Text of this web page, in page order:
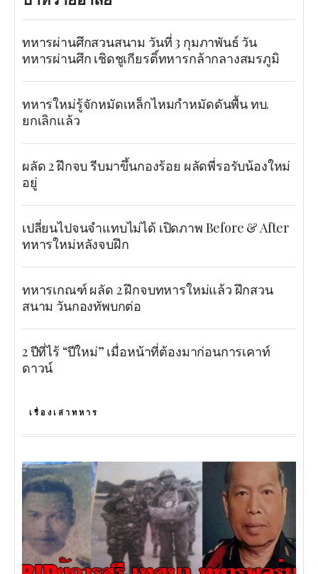
ทหารผ่านศึกสวนสนาม วันที่ 3 กุมภาพันธ์ วัน
ทหารผ่านศึก เชิดชูเกียรติ์ทหารกล้ากลางสมรภูมิ
ทหารใหม่รู้จักหมัดเหล็กไหมกำหมัดดันพื้น ทบ.
ยกเลิกแล้ว
ผลัด 2 ฝึกจบ รีบมาขึ้นกองร้อย ผลัดพี่รอรับน้องใหม่
อยู่
เปลี่ยนไปจนจำแทบไม่ได้ เปิดภาพ Before & After
ทหารใหม่หลังจบฝึก
ทหารเกณฑ์ ผลัด 2 ฝึกจบทหารใหม่แล้ว ฝึกสวน
สนาม วันกองทัพบกต่อ
2 ปีที่ไร้ “ปีใหม่” เมื่อหน้าที่ต้องมาก่อนการเคาท์
ดาวน์
เรื่องเล่าทหาร